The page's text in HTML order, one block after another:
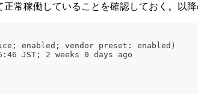
常稼働していることを確認しておく。以降
enabled; vendor preset: enabled)
JST; 2 weeks 0 days ago